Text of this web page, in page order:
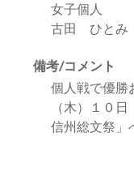
女子個人
古田 ひとみ
備考/コメント
個人戦で優勝
（木）１０
信州総文祭」